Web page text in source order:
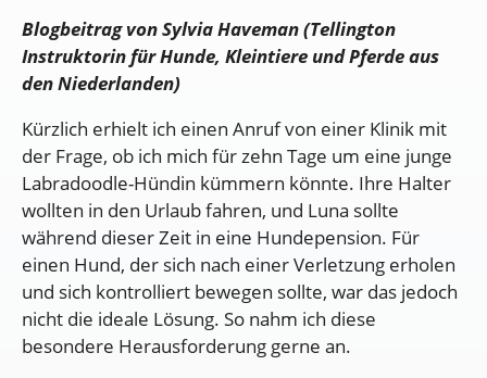
Blogbeitrag von Sylvia Haveman (Tellington
Instruktorin für Hunde, Kleintiere und Pferde aus
den Niederlanden)
Kürzlich erhielt ich einen Anruf von einer Klinik mit
der Frage, ob ich mich für zehn Tage um eine junge
Labradoodle-Hündin kümmern könnte. Ihre Halter
wollten in den Urlaub fahren, und Luna sollte
während dieser Zeit in eine Hundepension. Für
einen Hund, der sich nach einer Verletzung erholen
und sich kontrolliert bewegen sollte, war das jedoch
nicht die ideale Lösung. So nahm ich diese
besondere Herausforderung gerne an.